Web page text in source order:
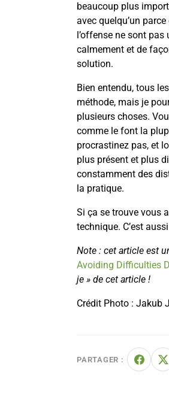
beaucoup plus
avec quelqu’un
l’offense ne sont
calmement et de
solution.
Bien entendu, tous
méthode, mais je
plusieurs choses.
comme le font la
procrastinez pas, et
plus présent et plus
constamment des
la pratique.
Si ça se trouve vous
technique. C’est
Note : cet article est
Avoiding Difficulties
je » de cet article !
Crédit Photo : Jakub
PARTAGER :